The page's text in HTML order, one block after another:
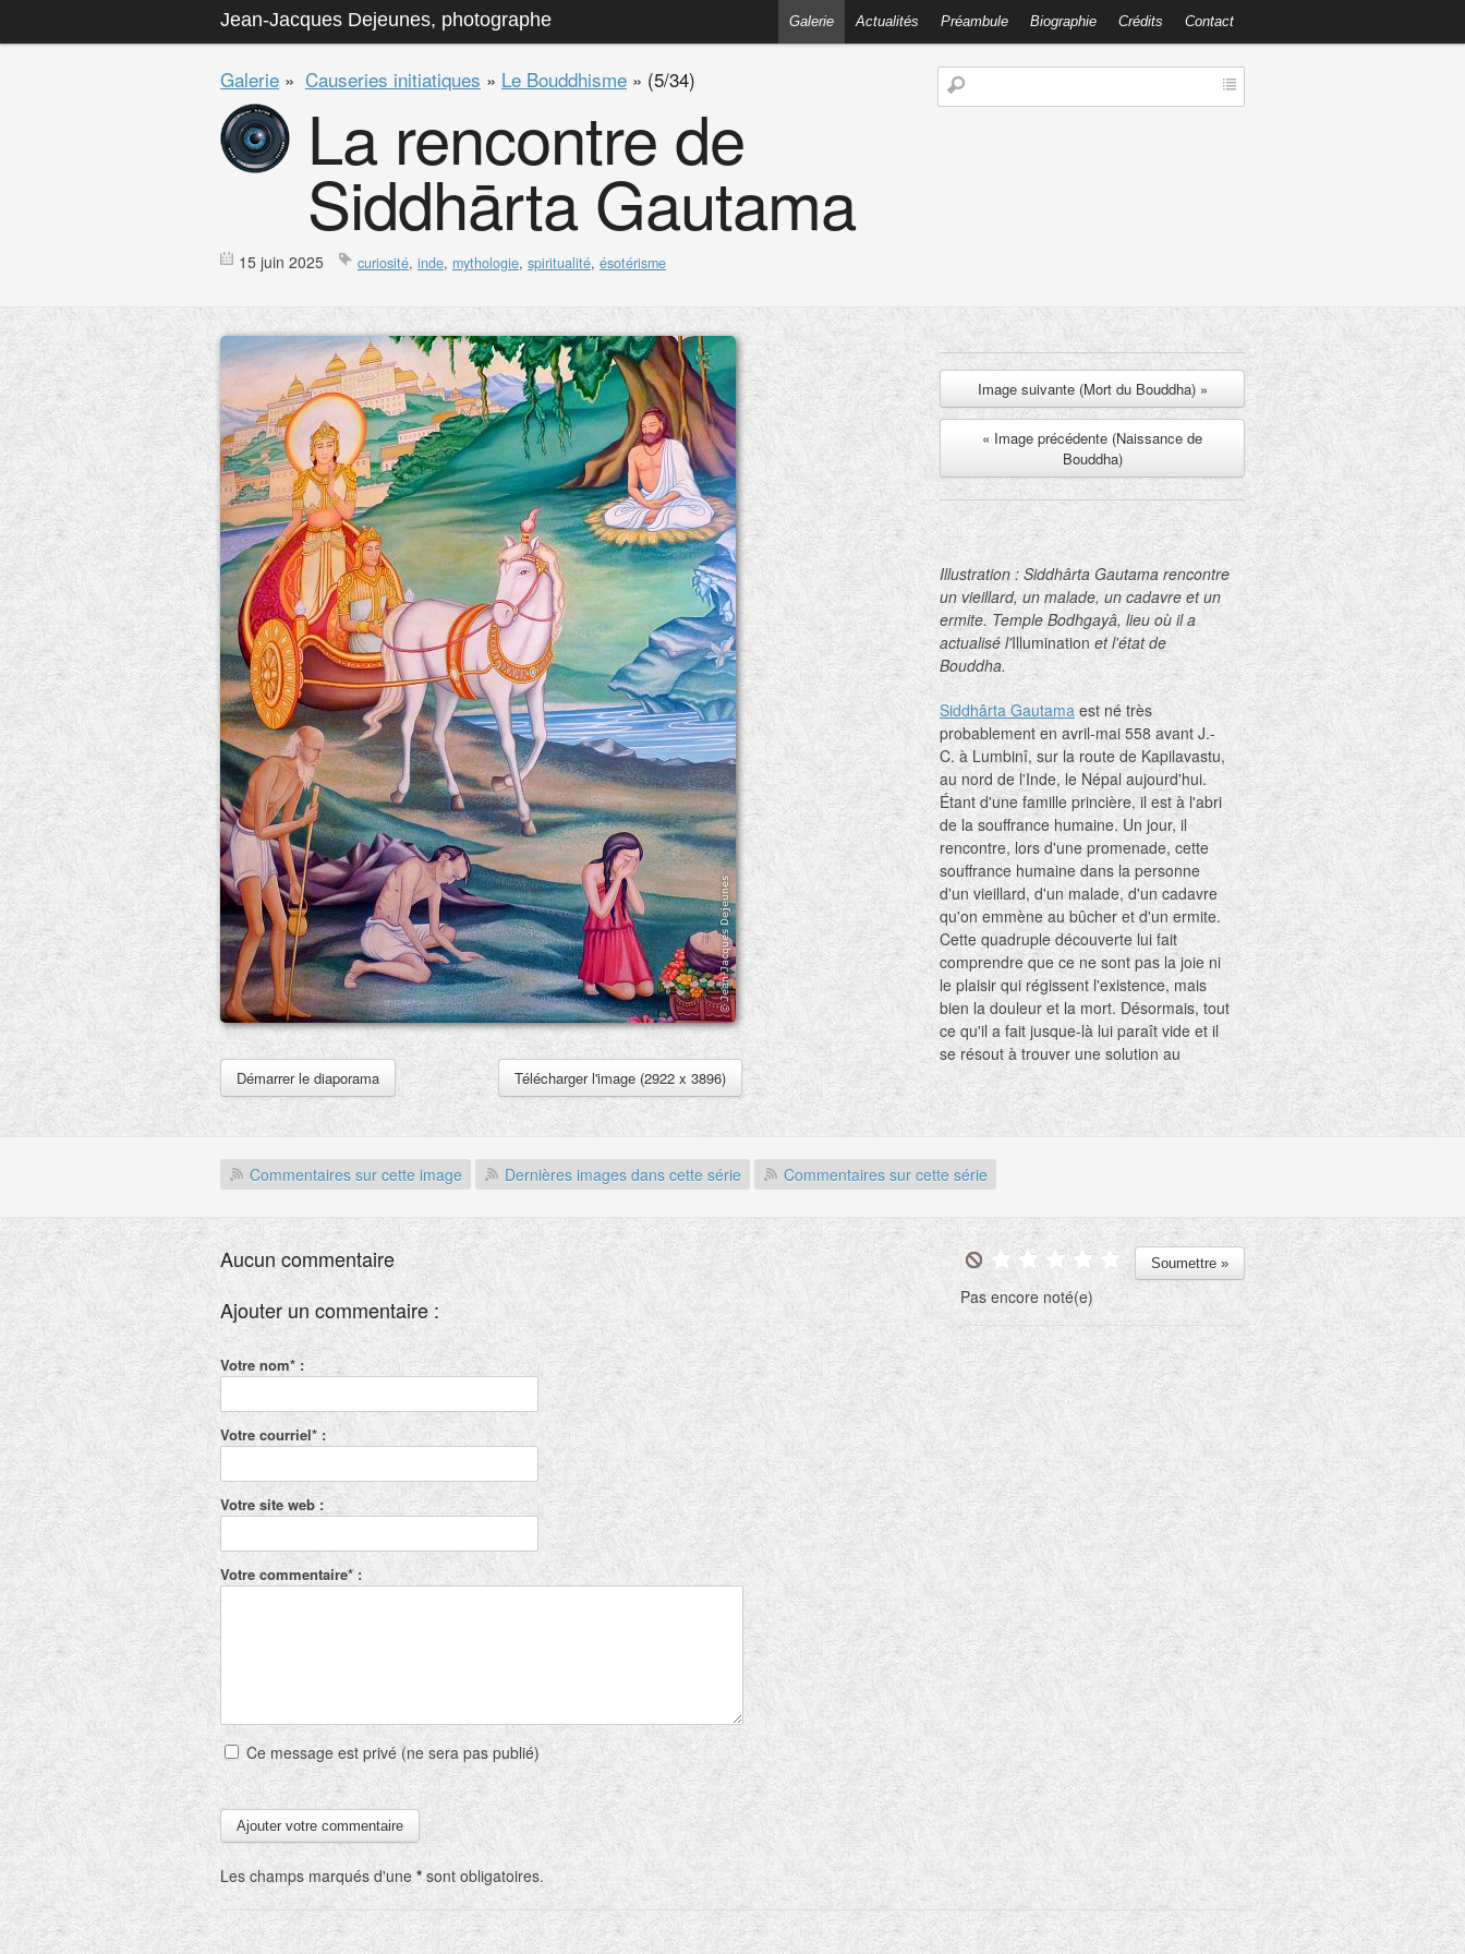
Jean-Jacques Dejeunes, photographe Galerie Actualités Préambule Biographie Crédits Contact
Galerie » Causeries initiatiques » Le Bouddhisme » (5/34)
La rencontre de
Siddhārta Gautama
15 juin 2025 curiosité, inde, mythologie, spiritualité, ésotérisme
Télécharger l'image (2922 x 3896)
Démarrer le diaporama
Image suivante (Mort du Bouddha) »
« Image précédente (Naissance de
Bouddha)
Illustration : Siddhârta Gautama rencontre
un vieillard, un malade, un cadavre et un
ermite. Temple Bodhgayâ, lieu où il a
actualisé l'Illumination et l'état de
Bouddha.
Siddhârta Gautama est né très
probablement en avril-mai 558 avant J.-
C. à Lumbinî, sur la route de Kapilavastu,
au nord de l'Inde, le Népal aujourd'hui.
Étant d'une famille princière, il est à l'abri
de la souffrance humaine. Un jour, il
rencontre, lors d'une promenade, cette
souffrance humaine dans la personne
d'un vieillard, d'un malade, d'un cadavre
qu'on emmène au bûcher et d'un ermite.
Cette quadruple découverte lui fait
comprendre que ce ne sont pas la joie ni
le plaisir qui régissent l'existence, mais
bien la douleur et la mort. Désormais, tout
ce qu'il a fait jusque-là lui paraît vide et il
se résout à trouver une solution au
problème de la douleur. Il passe sept ans
à l'écoute des plus grands maîtres, dans
l'ascèse la plus complète. À l'article de la
choisir les extrêmes et se remet à
s'alimenter. Puis il entre en méditation.
Commentaires sur cette image Dernières images dans cette série Commentaires sur cette série
Pas encore noté(e)
Aucun commentaire
Ajouter un commentaire :
Votre nom* :
Votre courriel* :
Votre site web :
Votre commentaire* :
Ce message est privé (ne sera pas publié)
Les champs marqués d'une * sont obligatoires.